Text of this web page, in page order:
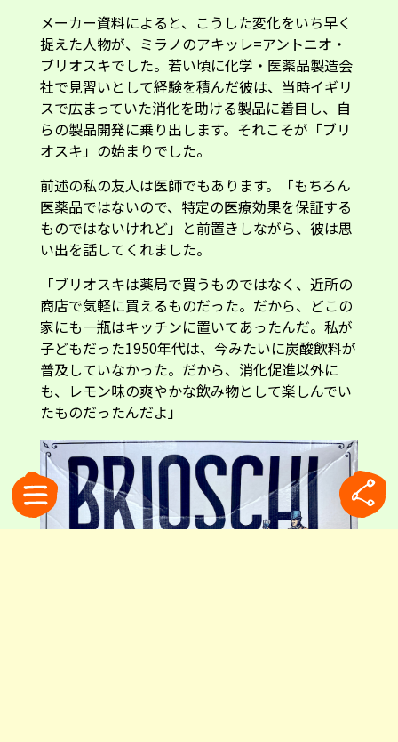
メーカー資料によると、こうした変化をいち早く
捉えた人物が、ミラノのアキッレ=アントニオ・
ブリオスキでした。若い頃に化学・医薬品製造会
社で見習いとして経験を積んだ彼は、当時イギリ
スで広まっていた消化を助ける製品に着目し、自
らの製品開発に乗り出します。それこそが「ブリ
オスキ」の始まりでした。
前述の私の友人は医師でもあります。「もちろん
医薬品ではないので、特定の医療効果を保証する
ものではないけれど」と前置きしながら、彼は思
い出を話してくれました。
「ブリオスキは薬局で買うものではなく、近所の
商店で気軽に買えるものだった。だから、どこの
家にも一瓶はキッチンに置いてあったんだ。私が
子どもだった1950年代は、今みたいに炭酸飲料が
普及していなかった。だから、消化促進以外に
も、レモン味の爽やかな飲み物として楽しんでい
たものだったんだよ」